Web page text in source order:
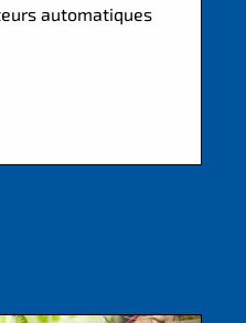
automatiques